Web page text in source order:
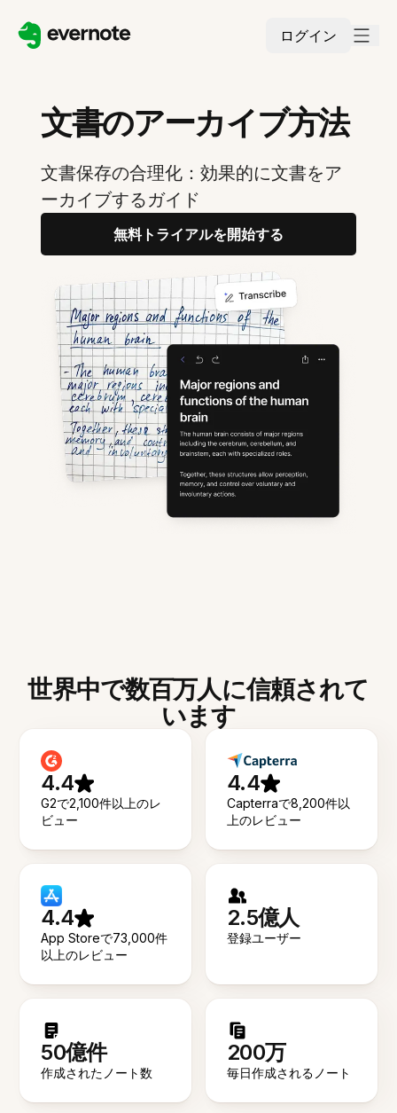
ログイン
文書のアーカイブ方法
文書保存の合理化：効果的に文書をア
ーカイブするガイド
無料トライアルを開始する
世界中で数百万人に信頼されて
います
4.4
G2で2,100件以上のレ
ビュー
4.4
Capterraで8,200件以
上のレビュー
4.4
App Storeで73,000件
以上のレビュー
2.5億人
登録ユーザー
50億件
作成されたノート数
200万
毎日作成されるノート